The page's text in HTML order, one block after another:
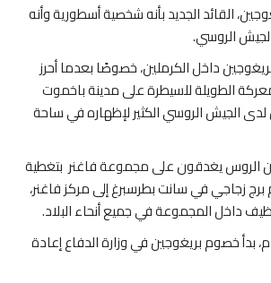
القائد الجديد بأنه شخصية أسطورية وأنه
الروسي.
داخل الكرملين، خصوصًا بعدما أحرز
الطويلة للسيطرة على مدينة باخموت
لدى الجيش الروسي الكثير لإظهاره في ساحة
الروس يغدقون على مجموعة فاغنر بتغطية
برج زجاجي في سانت بطرسبرغ إلى مركز فاغنر،
داخل المجموعة في جميع أنحاء البلاد.
بدأ خصوم بريغوجين في وزارة الدفاع إعادة